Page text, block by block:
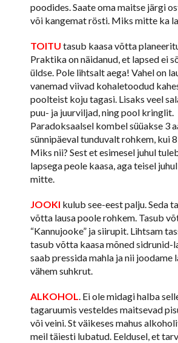
poodides. Saate oma maitse järgi
või kangemat rösti. Miks mitte ka
TOITU tasub kaasa võtta
Praktika on näidanud, et lapsed ei
üldse. Pole lihtsalt aega! Vahel on
vanemad viivad kohaletoodud
poolteist koju tagasi. Lisaks veel
puu- ja juurviljad, ning pool kringlit.
Paradoksaalsel kombel süüakse 3
sünnipäeval tunduvalt rohkem, kui
Miks nii? Sest et esimesel juhul
lapsega peole kaasa, aga teisel
mitte.
JOOKI kulub see-eest palju. Seda
võtta lausa poole rohkem. Tasub
“Kannujooke” ja siirupit. Lihtsam
tasub võtta kaasa mõned sidrunid-
saab pressida mahla ja nii joodame
vähem suhkrut.
ALKOHOL. Ei ole midagi halba
tagaruumis vesteldes maitsevad
või veini. St väikeses mahus
meil täiesti lubatud. Eeldusel, et